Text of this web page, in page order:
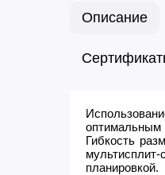
Описание
Гибкость
планировкой.